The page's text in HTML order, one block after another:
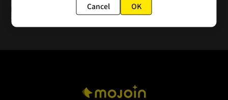
第27話 還魂(3)
Cancel OK